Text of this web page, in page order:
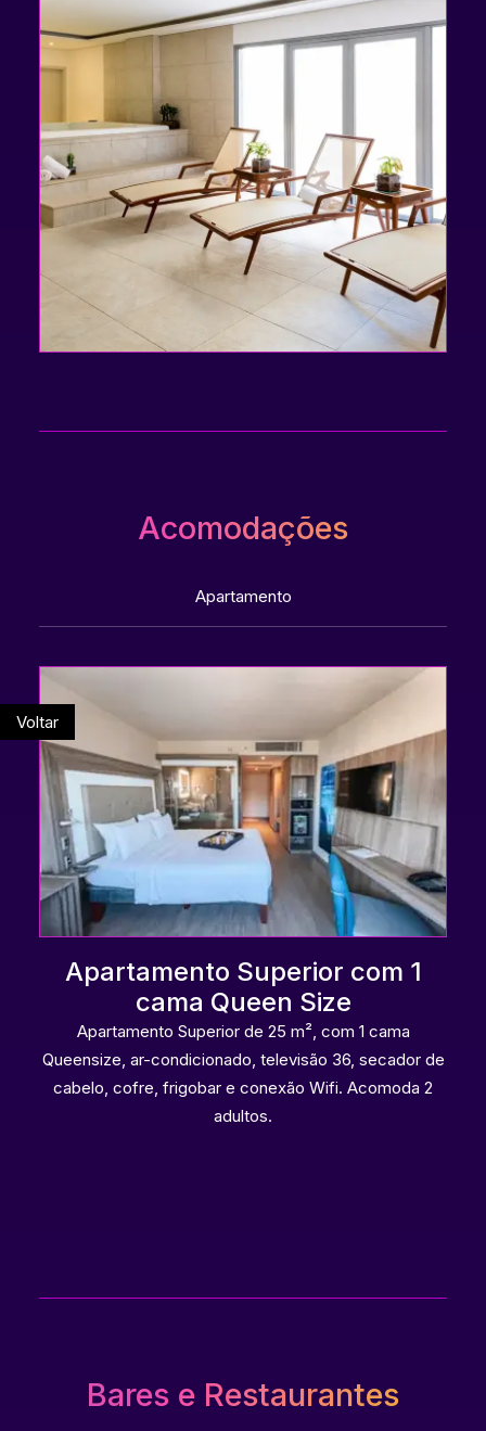
Acomodações
Apartamento
Apartamento Superior com 1
cama Queen Size
Apartamento Superior de 25 m², com 1 cama
Queensize, ar-condicionado, televisão 36, secador de
cabelo, cofre, frigobar e conexão Wifi. Acomoda 2
adultos.
Bares e Restaurantes
Voltar